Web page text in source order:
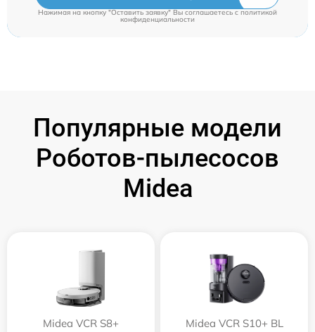
Нажимая на кнопку "Оставить заявку" Вы соглашаетесь cполитикой
конфиденциальности
Популярные модели
Роботов-пылесосов
Midea
Midea VCR S8+ Midea VCR S10+ BL